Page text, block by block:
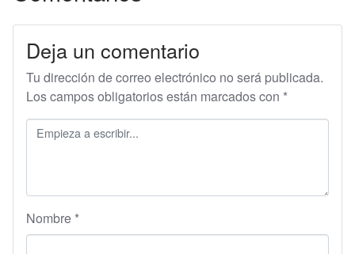
Deja un comentario
Tu dirección de correo electrónico no será publicada.
Los campos obligatorios están marcados con *
Nombre *